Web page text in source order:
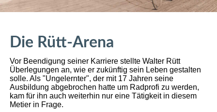
Die Rütt-Arena
Vor Beendigung seiner Karriere stellte Walter Rütt
Überlegungen an, wie er zukünftig sein Leben gestalten
solle. Als "Ungelernter", der mit 17 Jahren seine
Ausbildung abgebrochen hatte um Radprofi zu werden,
kam für ihn auch weiterhin nur eine Tätigkeit in diesem
Metier in Frage.